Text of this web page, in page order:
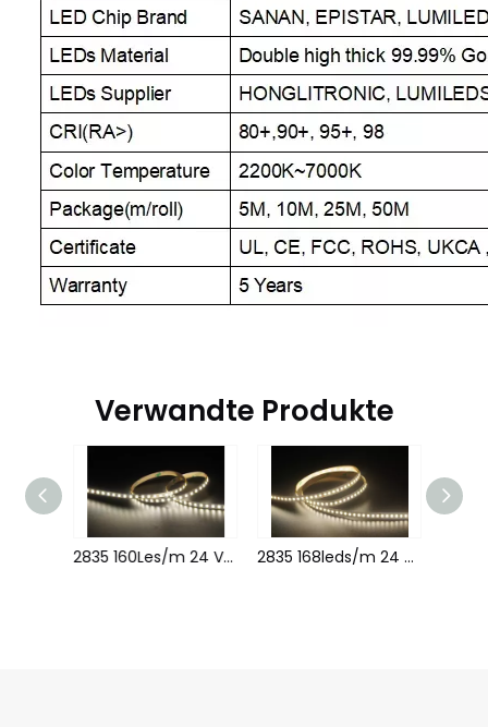
Verwandte Produkte
2835 160Les/m 24 V 5mm 2835 168leds/m 24 V 10 mm